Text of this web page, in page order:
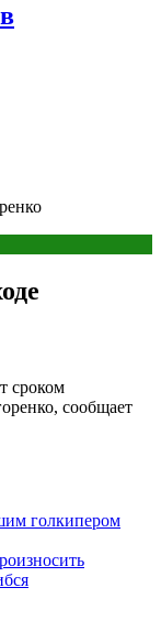
сроком
сообщает
голкипером